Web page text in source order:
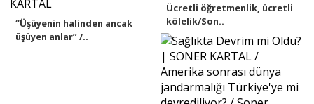
“Üşüyenin halinden ancak
üşüyen anlar” /..
Ücretli öğretmenlik, ücretli
kölelik/Son..